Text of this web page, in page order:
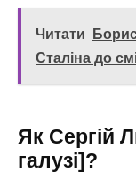
Читати
Сталіна до
Як Сергій
галузі]?